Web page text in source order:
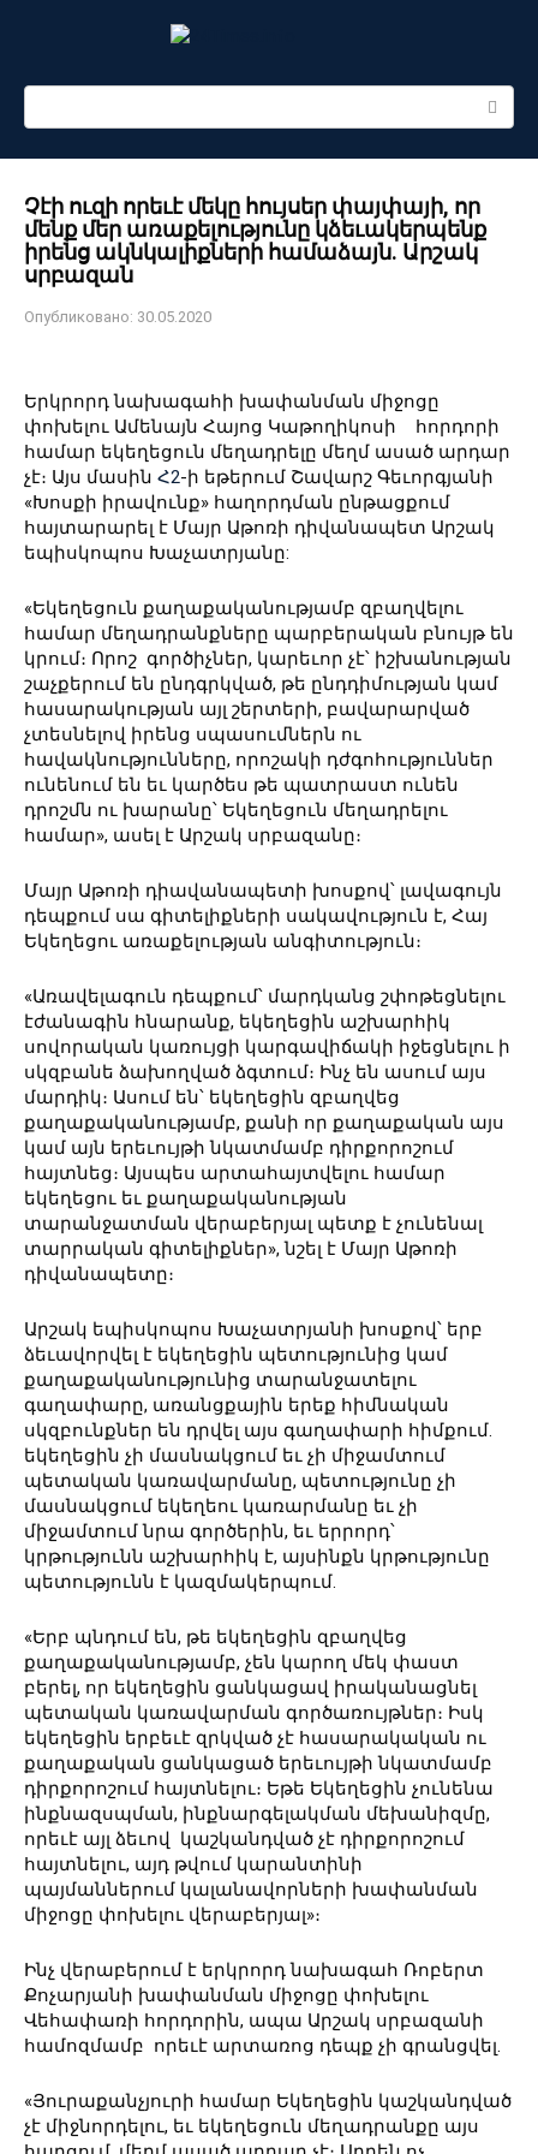
Поиск:
Չէի ուզի որեւէ մեկը հույսեր փայփայի, որ
մենք մեր առաքելությունը կձեւակերպենք
իրենց ակնկալիքների համաձայն․ Արշակ
սրբազան
Опубликовано: 30.05.2020
Երկրորդ նախագահի խափանման միջոցը
փոխելու Ամենայն Հայոց Կաթողիկոսի հորդորի
համար եկեղեցուն մեղադրելը մեղմ ասած արդար
չէ։ Այս մասին Հ2-ի եթերում Շավարշ Գեւորգյանի
«Խոսքի իրավունք» հաղորդման ընթացքում
հայտարարել է Մայր Աթոռի դիվանապետ Արշակ
եպիսկոպոս Խաչատրյանը:
«Եկեղեցուն քաղաքականությամբ զբաղվելու
համար մեղադրանքները պարբերական բնույթ են
կրում։ Որոշ գործիչներ, կարեւոր չէ՝ իշխանության
շաչքերում են ընդգրկված, թե ընդդիմության կամ
հասարակության այլ շերտերի, բավարարված
չտեսնելով իրենց սպասումներն ու
հավակնությունները, որոշակի դժգոհություններ
ունենում են եւ կարծես թե պատրաստ ունեն
դրոշմն ու խարանը՝ Եկեղեցուն մեղադրելու
համար», ասել է Արշակ սրբազանը։
Մայր Աթոռի դիավանապետի խոսքով՝ լավագույն
դեպքում սա գիտելիքների սակավություն է, Հայ
Եկեղեցու առաքելության անգիտություն։
«Առավելագուն դեպքում՝ մարդկանց շփոթեցնելու
էժանագին հնարանք, եկեղեցին աշխարհիկ
սովորական կառույցի կարգավիճակի իջեցնելու ի
սկզբանե ձախողված ձգտում։ Ինչ են ասում այս
մարդիկ։ Ասում են՝ եկեղեցին զբաղվեց
քաղաքականությամբ, քանի որ քաղաքական այս
կամ այն երեւույթի նկատմամբ դիրքորոշում
հայտնեց։ Այսպես արտահայտվելու համար
եկեղեցու եւ քաղաքականության
տարանջատման վերաբերյալ պետք է չունենալ
տարրական գիտելիքներ», նշել է Մայր Աթոռի
դիվանապետը։
Արշակ եպիսկոպոս Խաչատրյանի խոսքով՝ երբ
ձեւավորվել է եկեղեցին պետությունից կամ
քաղաքականությունից տարանջատելու
գաղափարը, առանցքային երեք հիմնական
սկզբունքներ են դրվել այս գաղափարի հիմքում․
եկեղեցին չի մասնակցում եւ չի միջամտում
պետական կառավարմանը, պետությունը չի
մասնակցում եկեղեու կառարմանը եւ չի
միջամտում նրա գործերին, եւ երրորդ՝
կրթությունն աշխարհիկ է, այսինքն կրթությունը
պետությունն է կազմակերպում․
«Երբ պնդում են, թե եկեղեցին զբաղվեց
քաղաքականությամբ, չեն կարող մեկ փաստ
բերել, որ եկեղեցին ցանկացավ իրականացնել
պետական կառավարման գործառույթներ։ Իսկ
եկեղեցին երբեւէ զրկված չէ հասարակական ու
քաղաքական ցանկացած երեւույթի նկատմամբ
դիրքորոշում հայտնելու։ Եթե Եկեղեցին չունենա
ինքնազսպման, ինքնարգելակման մեխանիզմը,
որեւէ այլ ձեւով կաշկանդված չէ դիրքորոշում
հայտնելու, այդ թվում կարանտինի
պայմաններում կալանավորների խափանման
միջոցը փոխելու վերաբերյալ»։
Ինչ վերաբերում է երկրորդ նախագահ Ռոբերտ
Քոչարյանի խափանման միջոցը փոխելու
Վեհափառի հորդորին, ապա Արշակ սրբազանի
համոզմամբ որեւէ արտառոց դեպք չի գրանցվել․
«Յուրաքանչյուրի համար Եկեղեցին կաշկանդված
չէ միջնորդելու, եւ եկեղեցուն մեղադրանքը այս